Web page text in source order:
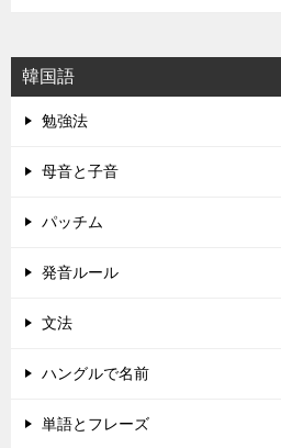
韓国語
勉強法
母音と子音
パッチム
発音ルール
文法
ハングルで名前
単語とフレーズ